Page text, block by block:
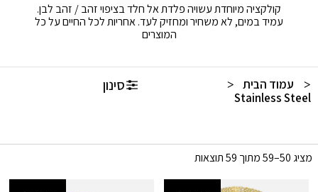
קולקציה מיוחדת עשויה פלדת אל חלד בציפוי זהב / זהב לבן.
עמיד במים, לא משחיר ומחזיק לעד. אחריות לכל החיים על כל
המוצרים
סינון עמוד הבית
Stainless Steel
מציג 50–59 מתוך 59 תוצאות